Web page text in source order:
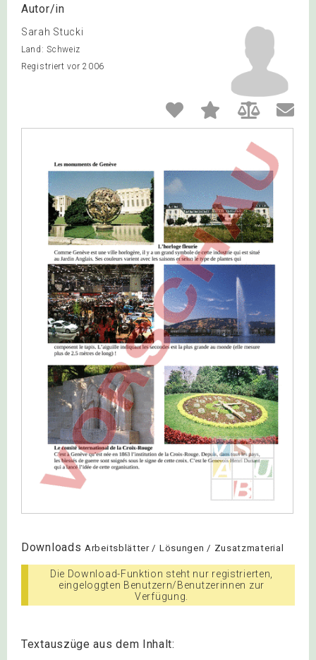
Autor/in
Sarah Stucki
Land: Schweiz
Registriert vor 2006
Downloads Arbeitsblätter / Lösungen / Zusatzmaterial
Die Download-Funktion steht nur registrierten,
eingeloggten Benutzern/Benutzerinnen zur
Verfügung.
Textauszüge aus dem Inhalt: